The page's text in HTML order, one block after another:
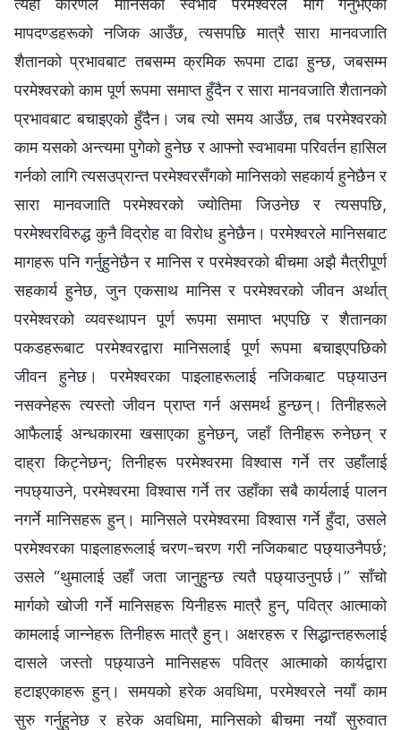
मापदण्डहरूको नजिक आउँछ, त्यसपछि मात्रै सारा मानवजाति
शैतानको प्रभावबाट तबसम्‍म क्रमिक रूपमा टाढा हुन्छ, जबसम्‍म
परमेश्‍वरको काम पूर्ण रूपमा समाप्त हुँदैन र सारा मानवजाति शैतानको
प्रभावबाट बचाइएको हुँदैन। जब त्यो समय आउँछ, तब परमेश्‍वरको
काम यसको अन्त्यमा पुगेको हुनेछ र आफ्‍नो स्वभावमा परिवर्तन हासिल
गर्नको लागि त्यसउप्रान्त परमेश्‍वरसँगको मानिसको सहकार्य हुनेछैन र
सारा मानवजाति परमेश्‍वरको ज्योतिमा जिउनेछ र त्यसपछि,
परमेश्‍वरविरुद्ध कुनै विद्रोह वा विरोध हुनेछैन। परमेश्‍वरले मानिसबाट
मागहरू पनि गर्नुहुनेछैन र मानिस र परमेश्‍वरको बीचमा अझै मैत्रीपूर्ण
सहकार्य हुनेछ, जुन एकसाथ मानिस र परमेश्‍वरको जीवन अर्थात्
परमेश्‍वरको व्यवस्थापन पूर्ण रूपमा समाप्त भएपछि र शैतानका
पकडहरूबाट परमेश्‍वरद्वारा मानिसलाई पूर्ण रूपमा बचाइएपछिको
जीवन हुनेछ। परमेश्‍वरका पाइलाहरूलाई नजिकबाट पछ्याउन
नसक्‍नेहरू त्यस्तो जीवन प्राप्त गर्न असमर्थ हुन्छन्। तिनीहरूले
आफैलाई अन्धकारमा खसाएका हुनेछन्, जहाँ तिनीहरू रुनेछन् र
दाह्रा किट्नेछन्; तिनीहरू परमेश्‍वरमा विश्‍वास गर्ने तर उहाँलाई
नपछ्याउने, परमेश्‍वरमा विश्‍वास गर्ने तर उहाँका सबै कार्यलाई पालन
नगर्ने मानिसहरू हुन्। मानिसले परमेश्‍वरमा विश्‍वास गर्ने हुँदा, उसले
परमेश्‍वरका पाइलाहरूलाई चरण-चरण गरी नजिकबाट पछ्याउनैपर्छ;
उसले “थुमालाई उहाँ जता जानुहुन्छ त्यतै पछ्याउनुपर्छ।” साँचो
मार्गको खोजी गर्ने मानिसहरू यिनीहरू मात्रै हुन्, पवित्र आत्माको
कामलाई जान्‍नेहरू तिनीहरू मात्रै हुन्। अक्षरहरू र सिद्धान्तहरूलाई
दासले जस्तो पछ्याउने मानिसहरू पवित्र आत्‍माको कार्यद्वारा
हटाइएकाहरू हुन्। समयको हरेक अवधिमा, परमेश्‍वरले नयाँ काम
सुरु गर्नुहुनेछ र हरेक अवधिमा, मानिसको बीचमा नयाँ सुरुवात